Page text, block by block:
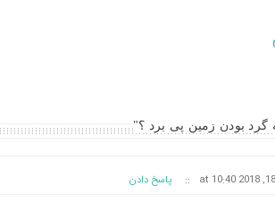
:: پاسخ دادن